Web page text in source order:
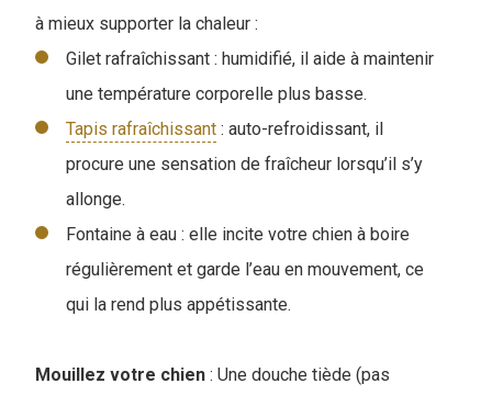
à mieux supporter la chaleur :
Gilet rafraîchissant : humidifié, il aide à maintenir
une température corporelle plus basse.
Tapis rafraîchissant : auto-refroidissant, il
procure une sensation de fraîcheur lorsqu’il s’y
allonge.
Fontaine à eau : elle incite votre chien à boire
régulièrement et garde l’eau en mouvement, ce
qui la rend plus appétissante.
Mouillez votre chien : Une douche tiède (pas